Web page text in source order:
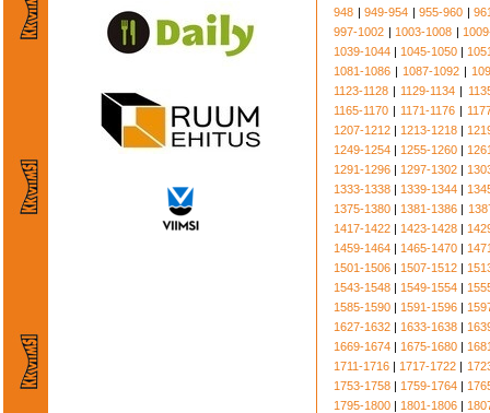
948 |949-954 |955-960 |
997-1002 | 1003-1008 |
1039-1044 | 1045-1050 |
1081-1086 | 1087-1092 |
1123-1128 | 1129-1134 |
1165-1170 | 1171-1176|
1207-1212 | 1213-1218 |
1249-1254 | 1255-1260 |
1291-1296 | 1297-1302 |
1333-1338 | 1339-1344 |
1375-1380 | 1381-1386 |
1417-1422 | 1423-1428 |
1459-1464 | 1465-1470 |
1501-1506 | 1507-1512 |
1543-1548 | 1549-1554 |
1585-1590 | 1591-1596 |
1627-1632 | 1633-1638 |
1669-1674 | 1675-1680 |
1711-1716 | 1717-1722 |
1753-1758 | 1759-1764 |
1795-1800 | 1801-1806 |